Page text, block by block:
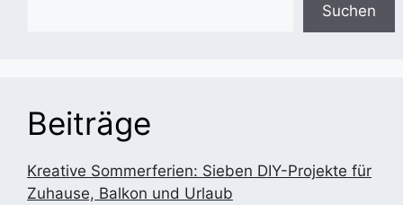
Suchen
Beiträge
Kreative Sommerferien: Sieben DIY-Projekte für
Zuhause, Balkon und Urlaub